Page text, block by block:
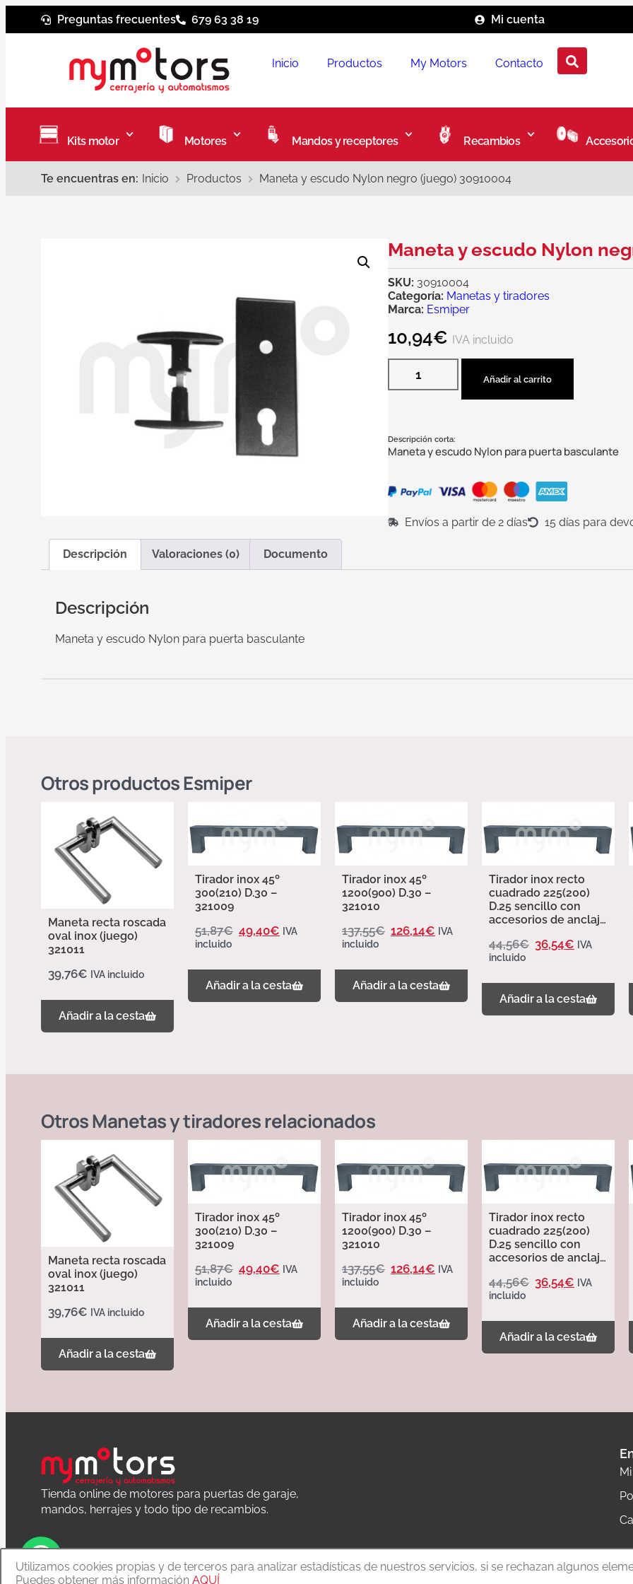
Preguntas frecuentes 679 63 38 19 Mi cuenta
Inicio Productos My Motors Contacto
Kits motor Motores Mandos y receptores Recambios
Te encuentras en: Inicio Productos Maneta y escudo Nylon negro (juego) 30910004
Maneta y escudo Nylon
SKU: 30910004
Categoría: Manetas y tiradores
Marca: Esmiper
10,94€ IVA incluido
Añadir al carrito
Descripción corta:
Maneta y escudo Nylon para puerta basculante
Envíos a partir de 2 días 15 días para
Descripción Valoraciones (0) Documento
Descripción
Maneta y escudo Nylon para puerta basculante
Otros productosEsmiper
Maneta recta roscada
oval inox (juego)
321011
39,76€ IVA incluido
Añadir a la cesta
Tirador inox 45º
300(210) D.30 –
321009
51,87€ 49,40€ IVA
incluido
Añadir a la cesta
Tirador inox 45º
1200(900) D.30 –
321010
137,55€ 126,14€ IVA
incluido
Añadir a la cesta
Tirador inox recto
cuadrado 225(200)
D.25 sencillo con
accesorios de anclaje
44,56€ 36,54€ IVA
incluido
Añadir a la cesta
OtrosManetas y tiradoresrelacionados
Maneta recta roscada
oval inox (juego)
321011
39,76€ IVA incluido
Añadir a la cesta
Tirador inox 45º
300(210) D.30 –
321009
51,87€ 49,40€ IVA
incluido
Añadir a la cesta
Tirador inox 45º
1200(900) D.30 –
321010
137,55€ 126,14€ IVA
incluido
Añadir a la cesta
Tirador inox recto
cuadrado 225(200)
D.25 sencillo con
accesorios de anclaje
44,56€ 36,54€ IVA
incluido
Añadir a la cesta
Tienda online de motores para puertas de garaje,
mandos, herrajes y todo tipo de recambios.
Copyright © 2020 MyMoTors cerrajería y automatismos
Utilizamos cookies propias y de terceros para analizar estadísticas de nuestros servicios, si se rechazan algunos
Puedes obtener más información AQUÍ